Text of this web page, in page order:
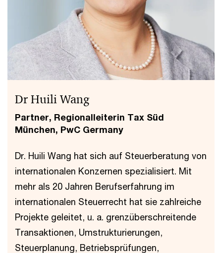
Dr Huili Wang
Partner, Regionalleiterin Tax Süd
München, PwC Germany
Dr. Huili Wang hat sich auf Steuerberatung von
internationalen Konzernen spezialisiert. Mit
mehr als 20 Jahren Berufserfahrung im
internationalen Steuerrecht hat sie zahlreiche
Projekte geleitet, u. a. grenzüberschreitende
Transaktionen, Umstrukturierungen,
Steuerplanung, Betriebsprüfungen,